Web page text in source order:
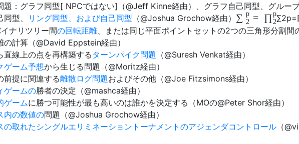
題：グラフ同型[ NPCではない]（@Jeff Kinne経由）、グラフ自己同型、グルー
型、
リング同型、および自己同型 （@Joshua Grochow経由） ∑ p
2 = ∏p
2∑2p=
ナリツリー間の回転距離 、または同じ平面ポイントセットの2つの三角形分割間
の計算（@David Eppstein経由）
直線上の点を再構築する ターンパイク問題 （@Suresh Venkat経由）
ゲーム予想から生じる問題（@Moritz経由）
前提に関連する離散ログ問題およびその他（@Joe Fitzsimons経由）
ゲームの勝者の決定（@mashca経由）
ゲームに勝つ可能性が最も高いのは誰かを決定する（MOの@Peter Shor経由）
内の数値の問題（@Joshua Grochow経由）
の取れたシングルエリミネーショントーナメントのアジェンダコントロール （